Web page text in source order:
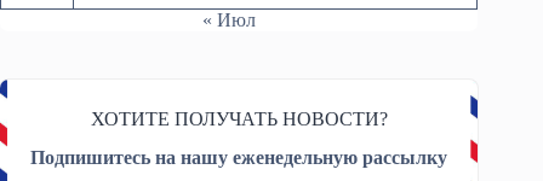
« Июл
ХОТИТЕ ПОЛУЧАТЬ НОВОСТИ?
Подпишитесь на нашу еженедельную рассылку